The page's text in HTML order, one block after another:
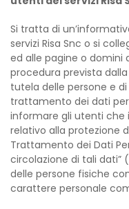
Si tratta di
servizi Risa Snc o si
ed alle pagine o domini
procedura prevista
tutela delle persone e
trattamento dei dati
informare gli utenti che
relativo alla protezione
Trattamento dei Dati
circolazione di tali dati”
delle persone fisiche
carattere personale